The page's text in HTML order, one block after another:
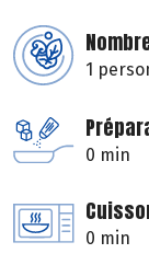
1
0 min
0 min